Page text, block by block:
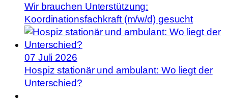
Wir brauchen Unterstützung:
Koordinationsfachkraft (m/w/d) gesucht
07 Juli 2026
Hospiz stationär und ambulant: Wo liegt der
Unterschied?